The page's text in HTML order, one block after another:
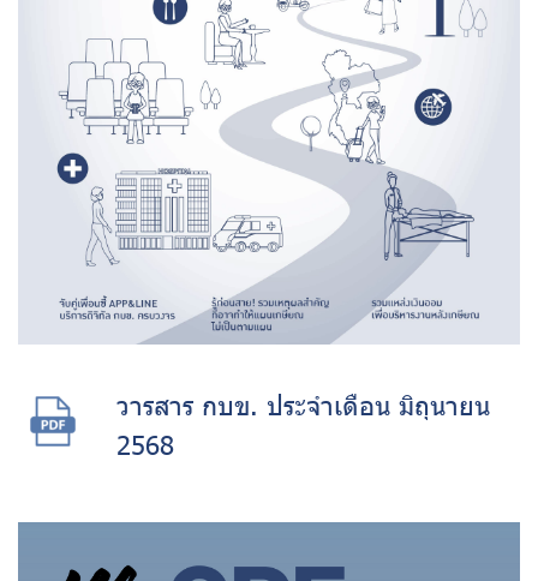
วารสาร กบข. ประจำเดือน มิถุนายน
2568